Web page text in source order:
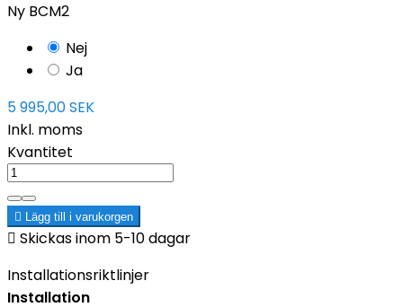
Ny BCM2
Nej
Ja
5 995,00 SEK
Inkl. moms
Kvantitet
 Lägg till i varukorgen
 Skickas inom 5-10 dagar
Installationsriktlinjer
Installation